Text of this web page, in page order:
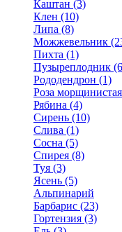
Каштан (3)
Клен (10)
Липа (8)
Можжевельник
Пихта (1)
Пузыреплодник
Рододендрон (1)
Роза
Рябина (4)
Сирень (10)
Слива (1)
Сосна (5)
Спирея (8)
Туя (3)
Ясень (5)
Альпинарий
Барбарис (23)
Гортензия (3)